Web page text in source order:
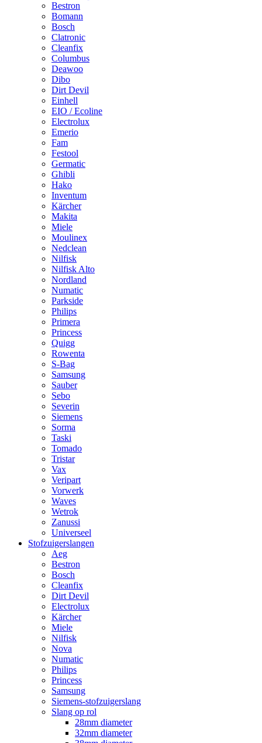
Bestron
Bomann
Bosch
Clatronic
Cleanfix
Columbus
Deawoo
Dibo
Dirt Devil
Einhell
EIO / Ecoline
Electrolux
Emerio
Fam
Festool
Germatic
Ghibli
Hako
Inventum
Kärcher
Makita
Miele
Moulinex
Nedclean
Nilfisk
Nilfisk Alto
Nordland
Numatic
Parkside
Philips
Primera
Princess
Quigg
Rowenta
S-Bag
Samsung
Sauber
Sebo
Severin
Siemens
Sorma
Taski
Tomado
Tristar
Vax
Veripart
Vorwerk
Waves
Wetrok
Zanussi
Universeel
Stofzuigerslangen
Aeg
Bestron
Bosch
Cleanfix
Dirt Devil
Electrolux
Kärcher
Miele
Nilfisk
Nova
Numatic
Philips
Princess
Samsung
Siemens-stofzuigerslang
Slang op rol
28mm diameter
32mm diameter